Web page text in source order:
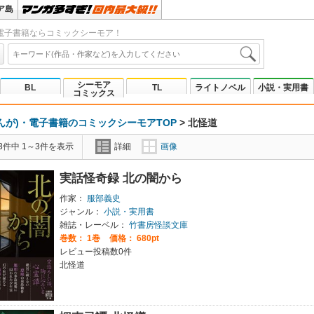
島
書籍ならコミックシーモア！
BL
シーモア
コミックス
TL ライトノベル 小説・実用書
が)・電子書籍のコミックシーモアTOP > 北怪道
件中 1～3件を表示 詳細 画像
実話怪奇録 北の闇から
作家：
服部義史
ジャンル： 小説・実用書
雑誌・レーベル： 竹書房怪談文庫
巻数： 1巻
価格： 680pt
レビュー投稿数0件
北怪道